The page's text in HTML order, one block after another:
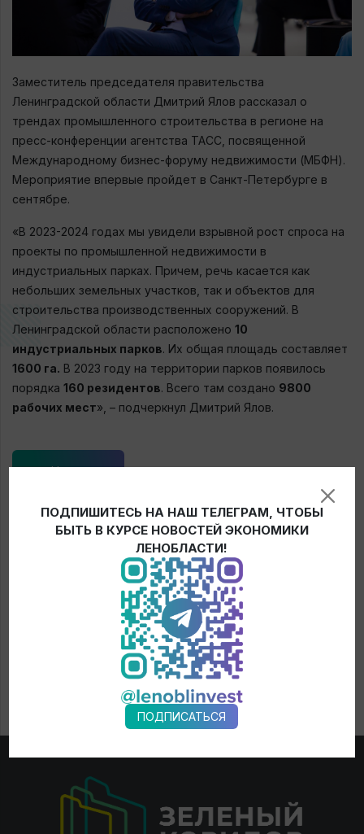
Заместитель председателя правительства
Ленинградской области Дмитрий Ялов рассказал о
трендах промышленного строительства в регионе на
пресс-конференции агентства ТАСС, посвященной
Международному бизнес-форуму недвижимости (МБФН).
Мероприятие впервые пройдет в Санкт-Петербурге в
сентябре.
«В 2023-2024 годах мы увидели взрывной рост спроса на
проекты по промышленной недвижимости в
индустриальных парках. Причем, речь касается как
небольших земельных участков, так и объектов для
строительства производственных сооружений. В
Ленинградской области расположено 10
индустриальных парков. Их общая площадь составляет
1600 га. В 2023 году на территории парков появилось
порядка 160 резидентов. Всего там создано 9800
рабочих мест», – подчеркнул Дмитрий Ялов.
← Новости
ПОДПИШИТЕСЬ НА НАШ ТЕЛЕГРАМ, ЧТОБЫ
БЫТЬ В КУРСЕ НОВОСТЕЙ ЭКОНОМИКИ
ЛЕНОБЛАСТИ!
ПОДПИСАТЬСЯ